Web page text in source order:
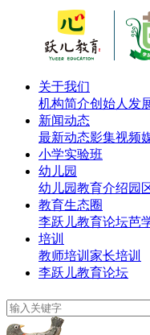
关于我们
机构简介创始人 发
新闻动态
最新动态影集视频
小学实验班
幼儿园
幼儿园教育介绍园
教育生态圈
李跃儿教育论坛芭
培训
教师培训 家长培训
李跃儿教育论坛